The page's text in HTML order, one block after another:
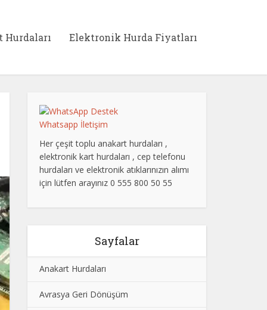
Elektronik Hurda Fiyatları
Whatsapp İletişim
Her çeşit toplu anakart hurdaları ,
elektronik kart hurdaları , cep telefonu
hurdaları ve elektronik atıklarınızın alımı
için lütfen arayınız 0 555 800 50 55
Sayfalar
Anakart Hurdaları
Avrasya Geri Dönüşüm